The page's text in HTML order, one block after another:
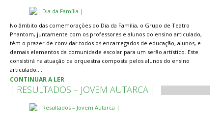
No âmbito das comemorações do Dia da Família, o Grupo de Teatro
Phantom, juntamente com os professores e alunos do ensino articulado,
têm o prazer de convidar todos os encarregados de educação, alunos, e
demais elementos da comunidade escolar para um serão artístico. Este
consistirá na atuação da orquestra composta pelos alunos do ensino
articulado,…
CONTINUAR A LER
| RESULTADOS – JOVEM AUTARCA |